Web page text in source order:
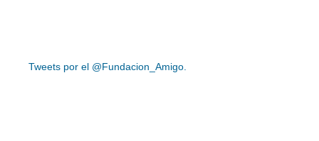
Tweets por el @Fundacion_Amigo.